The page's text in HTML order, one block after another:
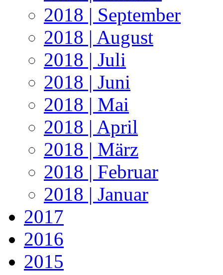
2018 | September
2018 | August
2018 | Juli
2018 | Juni
2018 | Mai
2018 | April
2018 | März
2018 | Februar
2018 | Januar
2017
2016
2015